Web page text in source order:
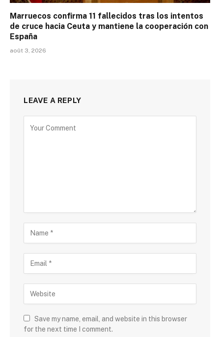
Marruecos confirma 11 fallecidos tras los intentos
de cruce hacia Ceuta y mantiene la cooperación con
España
août 3, 2026
LEAVE A REPLY
Save my name, email, and website in this browser
for the next time I comment.